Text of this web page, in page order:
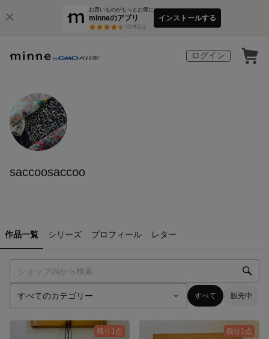
お買いものがもっとお得に
minneのアプリ
3万件以上
インストールする
ログイン
saccoosaccoo
作品一覧 シリーズ プロフィール レター
すべて 販売中
残り1点 残り1点